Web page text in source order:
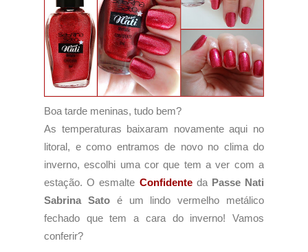
Boa tarde meninas, tudo bem?
As temperaturas baixaram novamente aqui no
litoral, e como entramos de novo no clima do
inverno, escolhi uma cor que tem a ver com a
estação. O esmalte Confidenteda Passe Nati
Sabrina Satoé um lindo vermelho metálico
fechado que tem a cara do inverno! Vamos
conferir?